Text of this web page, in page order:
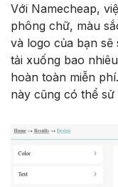
Với Namecheap,
phông chữ, màu
và logo của bạn sẽ
tải xuống bao
hoàn toàn miễn
này cũng có thể